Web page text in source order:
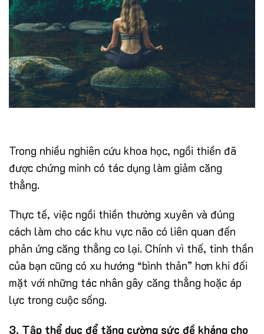
Trong nhiều nghiên cứu khoa học, ngồi thiền đã
được chứng minh có tác dụng làm giảm căng
thẳng.
Thực tế, việc ngồi thiền thường xuyên và đúng
cách làm cho các khu vực não có liên quan đến
phản ứng căng thẳng co lại. Chính vì thế, tinh thần
của bạn cũng có xu hướng “bình thản” hơn khi đối
mặt với những tác nhân gây căng thẳng hoặc áp
lực trong cuộc sống.
3. Tập thể dục để tăng cường sức đề kháng cho